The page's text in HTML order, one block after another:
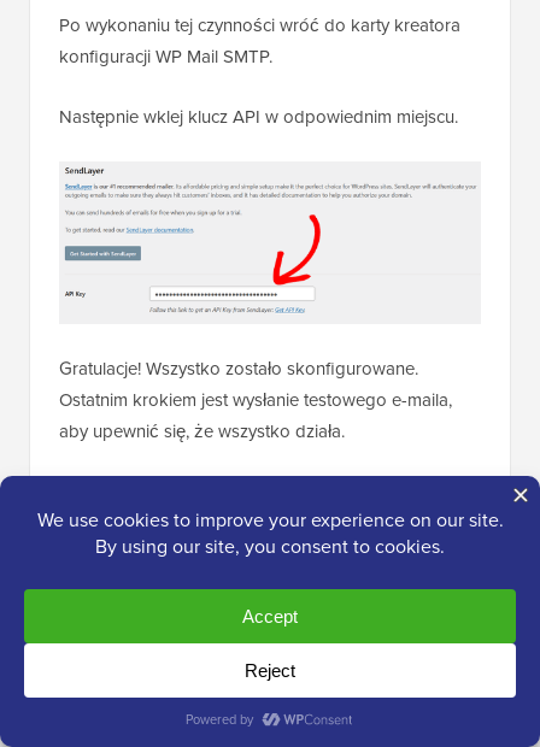
Po wykonaniu tej czynności wróć do karty kreatora
konfiguracji WP Mail SMTP.
Następnie wklej klucz API w odpowiednim miejscu.
Gratulacje! Wszystko zostało skonfigurowane.
Ostatnim krokiem jest wysłanie testowego e-maila,
aby upewnić się, że wszystko działa.
„Test e-mail” wprowadź adres e-mail, na który chcesz
wysłać test. Domyślnie będzie to adres e-mail
administratora witryny. Kliknij „Wyślij e-mail”.